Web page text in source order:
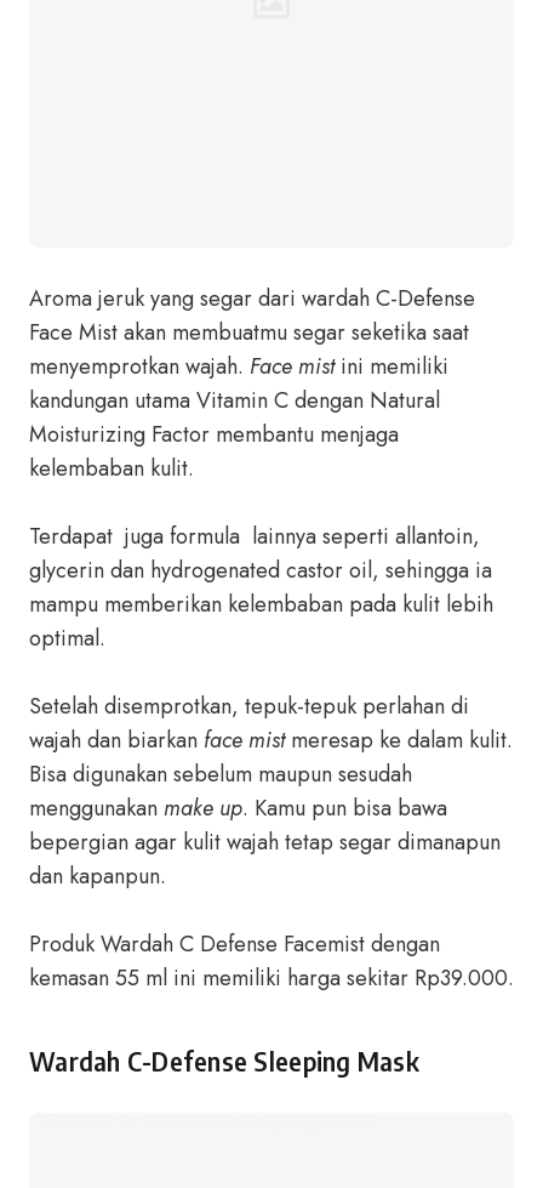
Aroma jeruk yang segar dari wardah C-Defense
Face Mist akan membuatmu segar seketika saat
menyemprotkan wajah. Face mistini memiliki
kandungan utama Vitamin C dengan Natural
Moisturizing Factor membantu menjaga
kelembaban kulit.
Terdapat juga formula lainnya seperti allantoin,
glycerin dan hydrogenated castor oil, sehingga ia
mampu memberikan kelembaban pada kulit lebih
optimal.
Setelah disemprotkan, tepuk-tepuk perlahan di
wajah dan biarkan face mistmeresap ke dalam kulit.
Bisa digunakan sebelum maupun sesudah
menggunakanmake up. Kamu pun bisa bawa
bepergian agar kulit wajah tetap segar dimanapun
dan kapanpun.
Produk Wardah C Defense Facemist dengan
kemasan 55 ml ini memiliki harga sekitar Rp39.000.
Wardah C-Defense Sleeping Mask